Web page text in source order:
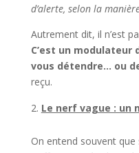
d’alerte, selon la
Autrement dit, il n’est
C’est un modulateur
vous détendre… ou
reçu.
Le nerf vague : un
On entend souvent que